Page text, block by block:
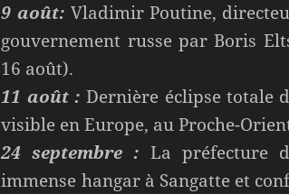
9 août: Vladimir Poutine,
gouvernement russe par Boris
16 août).
11 août : Dernière éclipse totale
visible en Europe, au Proche-
24 septembre : La préfecture
immense hangar à Sangatte et